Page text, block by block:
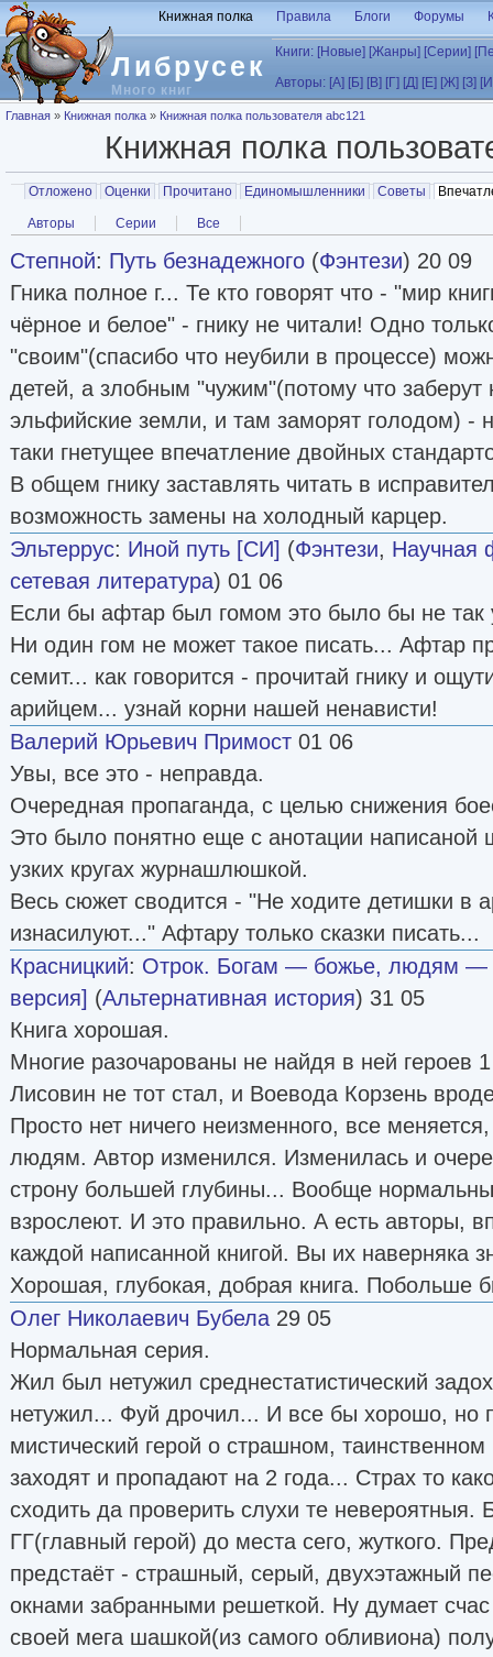
Перейти к основному содержанию
Либрусек
Много книг
Книжная полка Правила Блоги Форумы
Книги: [Новые] [Жанры] [Серии]
Авторы: [А] [Б] [В] [Г] [Д] [Е] [Ж] [З]
Вы здесь
Главная » Книжная полка » Книжная полка пользователя abc121
Книжная полка
Главные вкладки
Отложено Оценки Прочитано Единомышленники Советы
Вторичные вкладки
Авторы Серии Все
Степной: Путь безнадежного (Фэнтези) 20 09
Гника полное г... Те кто говорят что - "мир
чёрное и белое" - гнику не читали! Одно
"своим"(спасибо что неубили в процессе)
детей, а злобным "чужим"(потому что заберут
эльфийские земли, и там заморят голодом) -
таки гнетущее впечатление двойных
В общем гнику заставлять читать в
возможность замены на холодный карцер.
Эльтеррус: Иной путь [СИ] (Фэнтези, Научная
сетевая литература) 01 06
Если бы афтар был гомом это было бы не так
Ни один гом не может такое писать... Афтар
семит... как говорится - прочитай гнику и
арийцем... узнай корни нашей ненависти!
Валерий Юрьевич Примост 01 06
Увы, все это - неправда.
Очередная пропаганда, с целью снижения
Это было понятно еще с анотации написаной
узких кругах журнашлюшкой.
Весь сюжет сводится - "Не ходите детишки в
изнасилуют..." Афтару только сказки писать...
Красницкий: Отрок. Богам — божье, людям —
версия] (Альтернативная история) 31 05
Книга хорошая.
Многие разочарованы не найдя в ней героев
Лисовин не тот стал, и Воевода Корзень
Просто нет ничего неизменного, все
людям. Автор изменился. Изменилась и
строну большей глубины... Вообще
взрослеют. И это правильно. А есть авторы,
каждой написанной книгой. Вы их наверняка
Хорошая, глубокая, добрая книга. Побольше
Олег Николаевич Бубела 29 05
Нормальная серия.
Жил был нетужил среднестатистический
нетужил... Фуй дрочил... И все бы хорошо,
мистический герой о страшном,
заходят и пропадают на 2 года... Страх то
сходить да проверить слухи те невероятныя.
ГГ(главный герой) до места сего, жуткого.
предстаёт - страшный, серый, двухэтажный
окнами забранными решеткой. Ну думает
своей мега шашкой(из самого обливиона)